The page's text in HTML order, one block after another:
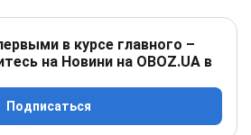
в курсе главного –
на Новини на OBOZ.UA в
Подписаться